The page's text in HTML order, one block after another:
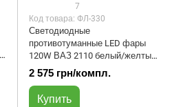
7
Код товара: ФЛ-330
Светодиодные
противотуманные LED фары
120W ВАЗ 2110 белый/желтый
12-24V (комплект 2 шт) | ФЛ-330
2 575 грн/компл.
Купить